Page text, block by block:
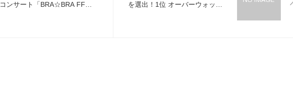
コンサート「BRA☆BRA FF」
を選出！1位 オーバーウォッ